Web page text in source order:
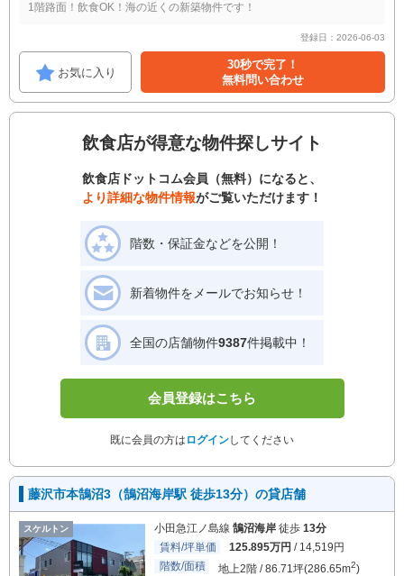
1階路面！飲食OK！海の近くの新築物件です！
登録日：2026-06-03
お気に入り
30秒で完了！
無料問い合わせ
飲食店が得意な物件探しサイト
飲食店ドットコム会員（無料）になると、
より詳細な物件情報がご覧いただけます！
階数・保証金などを公開！
新着物件をメールでお知らせ！
全国の店舗物件9387件掲載中！
会員登録はこちら
既に会員の方は ログインしてください
藤沢市本鵠沼3（鵠沼海岸駅 徒歩13分）の貸店舗
スケルトン 小田急江ノ島線 鵠沼海岸 徒歩 13分
賃料/坪単価
125.895万円 / 14,519円
階数/面積
地上2階 / 86.71坪(286.65m2)